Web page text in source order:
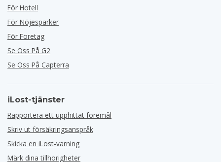
För Hotell
För Nöjesparker
För Företag
Se Oss På G2
Se Oss På Capterra
iLost-tjänster
Rapportera ett upphittat föremål
Skriv ut försäkringsanspråk
Skicka en iLost-varning
Märk dina tillhörigheter